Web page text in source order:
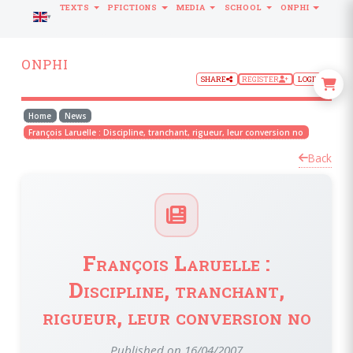
ONPHI
SHARE REGISTER LOGIN
Home
News
François Laruelle : Discipline, tranchant, rigueur, leur conversion no
Back
François Laruelle :
Discipline, tranchant,
rigueur, leur conversion no
Published on 16/04/2007
LANGUAGE
TEXTS PFICTIONS MEDIA SCHOOL ONPHI